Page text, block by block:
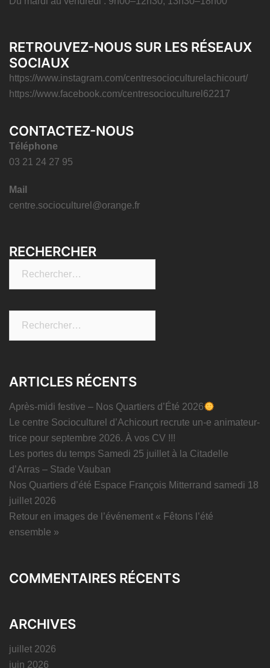
RETROUVEZ-NOUS SUR LES RÉSEAUX
SOCIAUX
https://www.instagram.com/centresocioculturelachicourt/
https://www.facebook.com/centresocioculturel62217
CONTACTEZ-NOUS
Téléphone
03 21 24 27 95
Mail
centre.socioculturel@orange.fr
RECHERCHER
ARTICLES RÉCENTS
Après-midi festive – Nos Quartiers d’Été 2026
Le centre Socioculturel d’Achicourt recrute un-e animateur-
trice pour septembre 2026. À vos CV !!!
Les portes du temps Samedi 25 juillet à la Citadelle
d’Arras – Stade Vauban
Nos Quartiers d’été Espace François Mitterrand samedi 18
juillet 2026
Retour en images de l’événement « Fêtons l’été
ensemble »
COMMENTAIRES RÉCENTS
ARCHIVES
juillet 2026
juin 2026